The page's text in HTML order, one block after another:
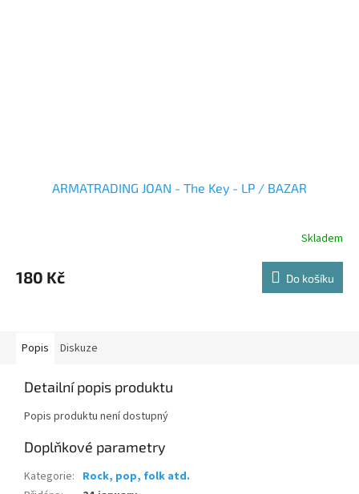
ARMATRADING JOAN - The Key - LP / BAZAR
Skladem
180 Kč Do košíku
Popis Diskuze
Detailní popis produktu
Popis produktu není dostupný
Doplňkové parametry
Kategorie: Rock, pop, folk atd.